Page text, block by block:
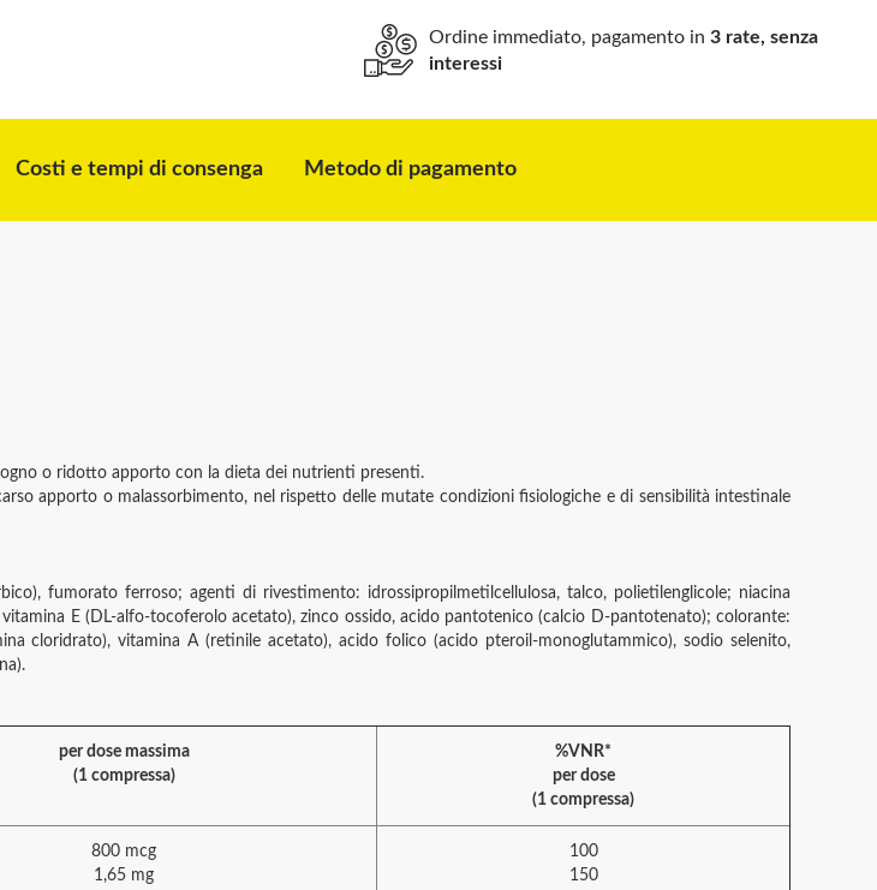
Ordine immediato, pagamento in3 rate, senza
interessi
Costi e tempi di consenga Metodo di pagamento
o ridotto apporto con la dieta dei nutrienti presenti.
apporto o malassorbimento, nel rispetto delle mutate condizioni fisiologiche e di sensibilità intestinale
fumorato ferroso; agenti di rivestimento: idrossipropilmetilcellulosa, talco, polietilenglicole; niacina
E (DL-alfo-tocoferolo acetato), zinco ossido, acido pantotenico (calcio D-pantotenato); colorante:
cloridrato), vitamina A (retinile acetato), acido folico (acido pteroil-monoglutammico), sodio selenito,
per dose massima
(1 compressa)
%VNR*
per dose
(1 compressa)
800 mcg
1,65 mg
100
150